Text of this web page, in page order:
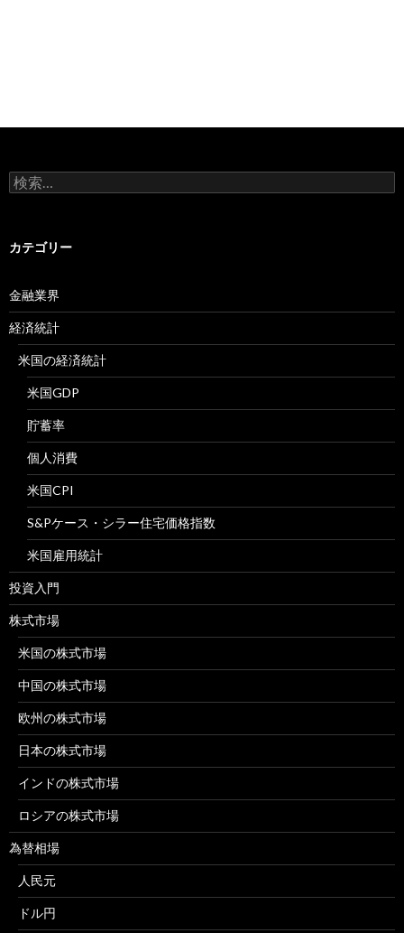
検
索:
カテゴリー
金融業界
経済統計
米国の経済統計
米国GDP
貯蓄率
個人消費
米国CPI
S&Pケース・シラー住宅価格指数
米国雇用統計
投資入門
株式市場
米国の株式市場
中国の株式市場
欧州の株式市場
日本の株式市場
インドの株式市場
ロシアの株式市場
為替相場
人民元
ドル円